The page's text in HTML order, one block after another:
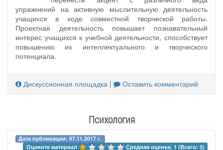
упражнений на активную мыслительную деятельность
учащихся в ходе совместной творческой работы.
Проектная деятельность повышает познавательный
интерес учащихся к учебной деятельности, способствует
повышению их интеллектуального и творческого
потенциала.
Дискуссионная площадка | Оставить комментарий
Психология
Дата публикации: 07.11.2017 г.
Оцените материал
Средняя оценка: 1 (Всего: 3)